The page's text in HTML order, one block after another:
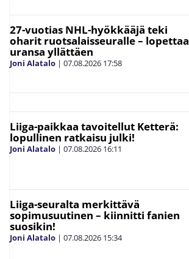
27-vuotias NHL-hyökkääjä teki
oharit ruotsalaisseuralle – lopettaa
uransa yllättäen
Joni Alatalo | 07.08.2026 17:58
Liiga-paikkaa tavoitellut Ketterä:
lopullinen ratkaisu julki!
Joni Alatalo | 07.08.2026 16:11
Liiga-seuralta merkittävä
sopimusuutinen – kiinnitti fanien
suosikin!
Joni Alatalo | 07.08.2026 15:34